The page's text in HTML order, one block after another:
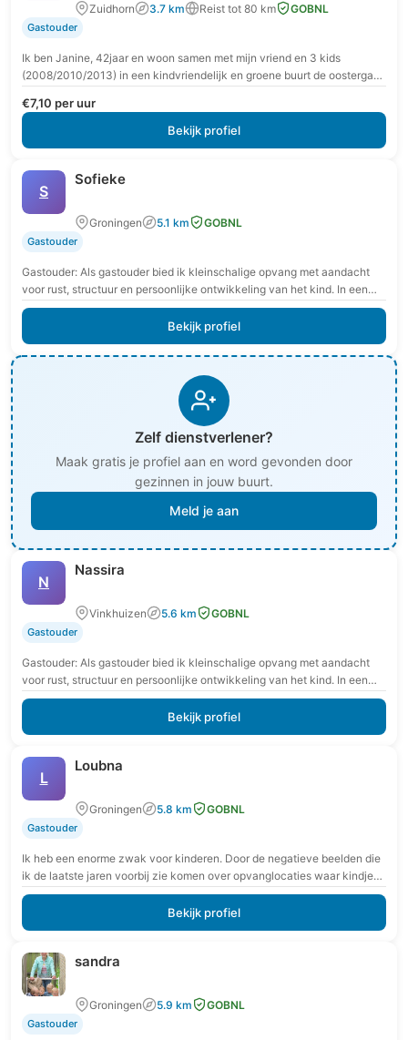
Zuidhorn 3.7 km Reist tot 80 km GOBNL
Gastouder
Ik ben Janine, 42jaar en woon samen met mijn vriend en 3 kids
(2008/2010/2013) in een kindvriendelijk en groene buurt de oostergast
€7,10 per uur
Bekijk profiel
S
Sofieke
Groningen 5.1 km GOBNL
Gastouder
Gastouder: Als gastouder bied ik kleinschalige opvang met aandacht
voor rust, structuur en persoonlijke ontwikkeling van het kind. In een
veilige en vertrouwde omgeving krijgt…
Bekijk profiel
Zelf dienstverlener?
Maak gratis je profiel aan en word gevonden door
gezinnen in jouw buurt.
Meld je aan
N
Nassira
Vinkhuizen 5.6 km GOBNL
Gastouder
Gastouder: Als gastouder bied ik kleinschalige opvang met aandacht
voor rust, structuur en persoonlijke ontwikkeling van het kind. In een
veilige en vertrouwde omgeving krijgt…
Bekijk profiel
L
Loubna
Groningen 5.8 km GOBNL
Gastouder
Ik heb een enorme zwak voor kinderen. Door de negatieve beelden die
ik de laatste jaren voorbij zie komen over opvanglocaties waar kindjes
fysiek en…
Bekijk profiel
sandra
Groningen 5.9 km GOBNL
Gastouder